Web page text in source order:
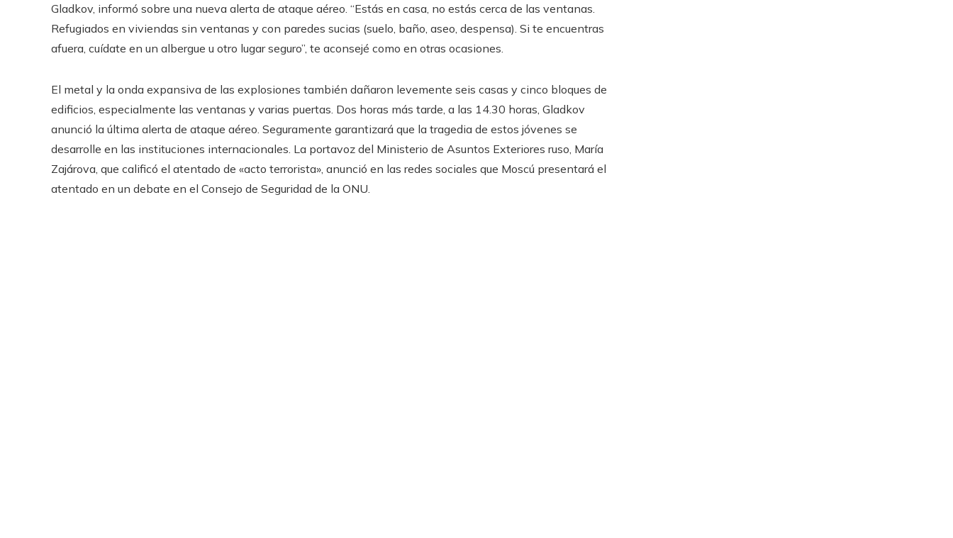
Gladkov, informó sobre una nueva alerta de ataque aéreo. “Estás en casa, no estás cerca de las ventanas.
Refugiados en viviendas sin ventanas y con paredes sucias (suelo, baño, aseo, despensa). Si te encuentras
afuera, cuídate en un albergue u otro lugar seguro”, te aconsejé como en otras ocasiones.
El metal y la onda expansiva de las explosiones también dañaron levemente seis casas y cinco bloques de
edificios, especialmente las ventanas y varias puertas. Dos horas más tarde, a las 14.30 horas, Gladkov
anunció la última alerta de ataque aéreo. Seguramente garantizará que la tragedia de estos jóvenes se
desarrolle en las instituciones internacionales. La portavoz del Ministerio de Asuntos Exteriores ruso, María
Zajárova, que calificó el atentado de «acto terrorista», anunció en las redes sociales que Moscú presentará el
atentado en un debate en el Consejo de Seguridad de la ONU.